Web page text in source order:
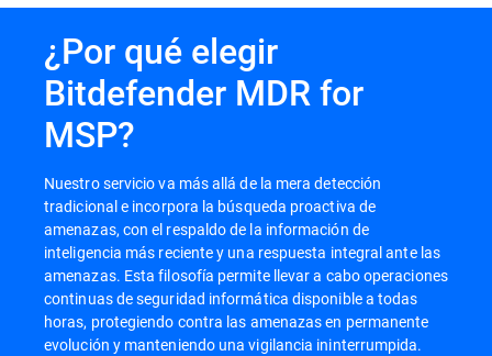
¿Por qué elegir
Bitdefender MDR for
MSP?
Nuestro servicio va más allá de la mera detección
tradicional e incorpora la búsqueda proactiva de
amenazas, con el respaldo de la información de
inteligencia más reciente y una respuesta integral ante las
amenazas. Esta filosofía permite llevar a cabo operaciones
continuas de seguridad informática disponible a todas
horas, protegiendo contra las amenazas en permanente
evolución y manteniendo una vigilancia ininterrumpida.